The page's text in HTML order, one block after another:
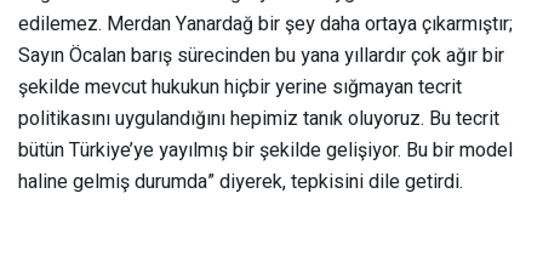
edilemez. Merdan Yanardağ bir şey daha ortaya çıkarmıştır;
Sayın Öcalan barış sürecinden bu yana yıllardır çok ağır bir
şekilde mevcut hukukun hiçbir yerine sığmayan tecrit
politikasını uygulandığını hepimiz tanık oluyoruz. Bu tecrit
bütün Türkiye’ye yayılmış bir şekilde gelişiyor. Bu bir model
haline gelmiş durumda” diyerek, tepkisini dile getirdi.